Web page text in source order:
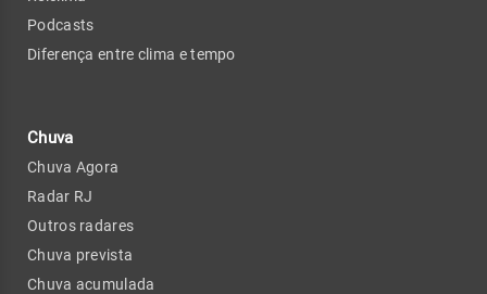
Podcasts
Diferença entre clima e tempo
Chuva
Chuva Agora
Radar RJ
Outros radares
Chuva prevista
Chuva acumulada